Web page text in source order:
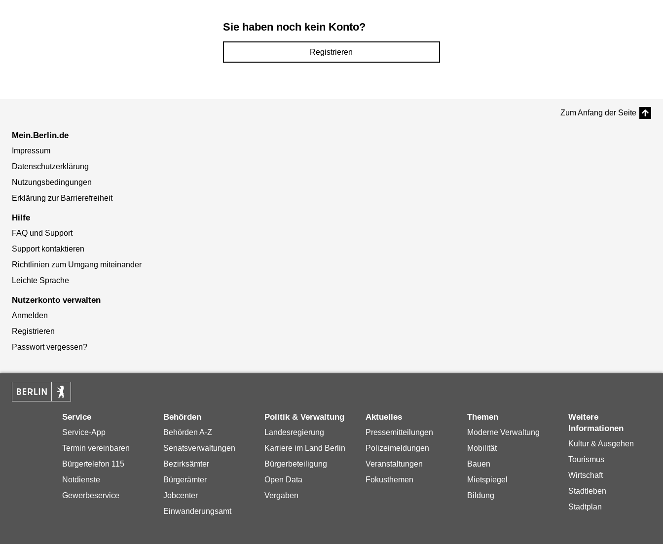
Sie haben noch kein Konto?
Registrieren
Zum Anfang der Seite
Mein.Berlin.de
Impressum
Datenschutzerklärung
Nutzungsbedingungen
Erklärung zur Barrierefreiheit
Hilfe
FAQ und Support
Support kontaktieren
Richtlinien zum Umgang miteinander
Leichte Sprache
Nutzerkonto verwalten
Anmelden
Registrieren
Passwort vergessen?
Service
Service-App
Termin vereinbaren
Bürgertelefon 115
Notdienste
Gewerbeservice
Behörden
Behörden A-Z
Senatsverwaltungen
Bezirksämter
Bürgerämter
Jobcenter
Einwanderungsamt
Politik & Verwaltung
Landesregierung
Karriere im Land Berlin
Bürgerbeteiligung
Open Data
Vergaben
Aktuelles
Pressemitteilungen
Polizeimeldungen
Veranstaltungen
Fokusthemen
Themen
Moderne Verwaltung
Mobilität
Bauen
Mietspiegel
Bildung
Weitere
Informationen
Kultur & Ausgehen
Tourismus
Wirtschaft
Stadtleben
Stadtplan